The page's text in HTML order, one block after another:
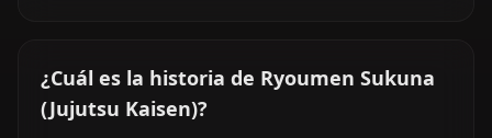
¿Cuál es la historia de Ryoumen Sukuna
(Jujutsu Kaisen)?